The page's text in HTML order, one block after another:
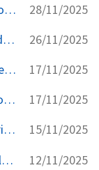
Toffoli coloca caso de investigado do Master sob sigilo máximo após ser sorteado como relator 28/11/2025
Toffoli viaja ao Peru com advogado de investigado do Caso Master em avião de empresário 26/11/2025
Vorcaro troca mensagens com Moraes no dia de sua primeira prisão, aponta perícia da PF 17/11/2025
Banco Master é liquidado pelo Banco Central após suspeitas de fraude bilionária 17/11/2025
Gilmar Mendes — '200 milhões de juristas palpitando sobre coisas do Supremo' 15/11/2025
Flávio Dino reintegra candidata a delegada casada com traficante condenado, contrariando TJSC e delegado-geral 12/11/2025